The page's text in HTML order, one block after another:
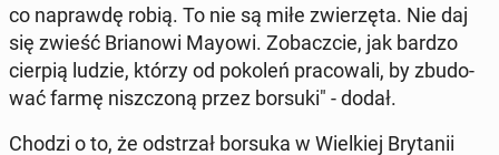
co na­praw­dę robią. To nie są miłe zwie­rzę­ta. Nie daj
się zwieść Bria­no­wi Mayowi. Zo­bacz­cie, jak bardzo
cierpią ludzie, którzy od pokoleń pra­co­wa­li, by zbu­do­
wać farmę nisz­czo­ną przez borsuki" - dodał.
Chodzi o to, że od­strzał borsuka w Wiel­kiej Bry­ta­nii